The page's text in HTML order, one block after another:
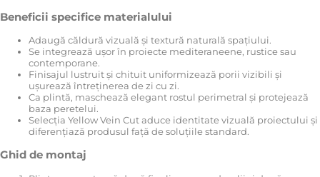
Beneficii specifice materialului
Adaugă căldură vizuală și textură naturală spațiului.
Se integrează ușor în proiecte mediteraneene, rustice sau
contemporane.
Finisajul lustruit și chituit uniformizează porii vizibili și
ușurează întreținerea de zi cu zi.
Ca plintă, maschează elegant rostul perimetral și protejează
baza peretelui.
Selecția Yellow Vein Cut aduce identitate vizuală proiectului și
diferențiază produsul față de soluțiile standard.
Ghid de montaj